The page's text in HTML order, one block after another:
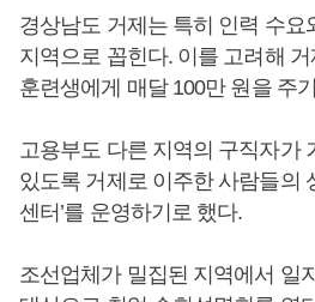
경상남도 거제는 특히 인력 수요
지역으로 꼽힌다. 이를 고려해
훈련생에게 매달 100만 원을 주
고용부도 다른 지역의 구직자가
있도록 거제로 이주한 사람들의
센터’를 운영하기로 했다.
조선업체가 밀집된 지역에서 일